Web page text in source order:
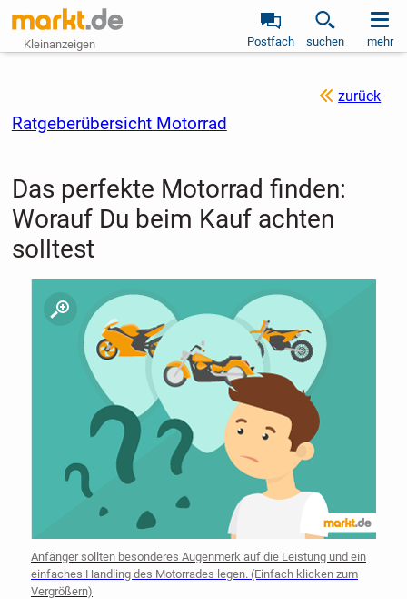
Kleinanzeigen Postfach suchen mehr
zurück
Ratgeberübersicht Motorrad
Das perfekte Motorrad finden:
Worauf Du beim Kauf achten
solltest
Anfänger sollten besonderes Augenmerk auf die Leistung und ein
einfaches Handling des Motorrades legen. (Einfach klicken zum
Vergrößern)